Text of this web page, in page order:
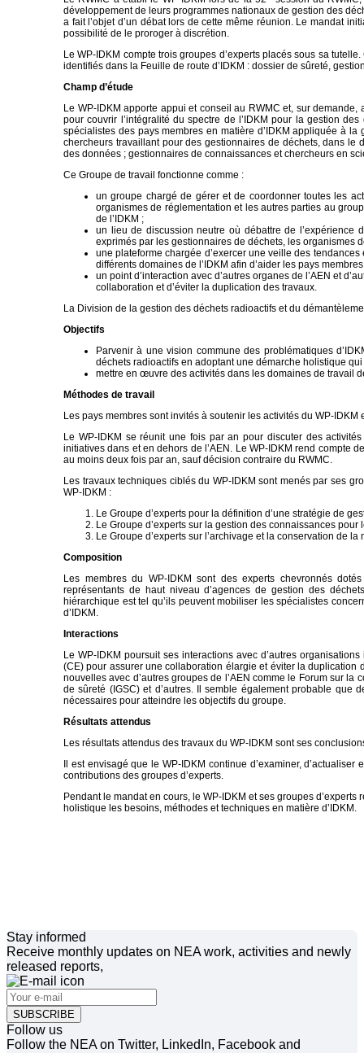
développement de leurs programmes nationaux de gestion des
a fait l’objet d’un débat lors de cette même réunion. Le mandat
possibilité de le proroger à discrétion.
Le WP-IDKM compte trois groupes d’experts placés sous sa
identifiés dans la Feuille de route d’IDKM : dossier de sûreté,
Champ d’étude
Le WP-IDKM apporte appui et conseil au RWMC et, sur
pour couvrir l’intégralité du spectre de l’IDKM pour la gestion
spécialistes des pays membres en matière d’IDKM appliquée à
chercheurs travaillant pour des gestionnaires de déchets, dans le
des données ; gestionnaires de connaissances et chercheurs en
Ce Groupe de travail fonctionne comme :
un groupe chargé de gérer et de coordonner toutes les
organismes de réglementation et les autres parties au
de l’IDKM ;
un lieu de discussion neutre où débattre de l’expérience
exprimés par les gestionnaires de déchets, les organismes
une plateforme chargée d’exercer une veille des
différents domaines de l’IDKM afin d’aider les pays
un point d’interaction avec d’autres organes de l’AEN et
collaboration et d’éviter la duplication des travaux.
La Division de la gestion des déchets radioactifs et du
Objectifs
Parvenir à une vision commune des problématiques
déchets radioactifs en adoptant une démarche holistique
mettre en œuvre des activités dans les domaines de travail
Méthodes de travail
Les pays membres sont invités à soutenir les activités du WP-
Le WP-IDKM se réunit une fois par an pour discuter des
initiatives dans et en dehors de l’AEN. Le WP-IDKM rend compte
au moins deux fois par an, sauf décision contraire du RWMC.
Les travaux techniques ciblés du WP-IDKM sont menés par ses
WP-IDKM :
Le Groupe d’experts pour la définition d’une stratégie de
Le Groupe d’experts sur la gestion des connaissances
Le Groupe d’experts sur l’archivage et la conservation de la
Composition
Les membres du WP-IDKM sont des experts chevronnés
représentants de haut niveau d’agences de gestion des
hiérarchique est tel qu’ils peuvent mobiliser les spécialistes
d’IDKM.
Interactions
Le WP-IDKM poursuit ses interactions avec d’autres
(CE) pour assurer une collaboration élargie et éviter la duplication
nouvelles avec d’autres groupes de l’AEN comme le Forum sur
de sûreté (IGSC) et d’autres. Il semble également probable que
nécessaires pour atteindre les objectifs du groupe.
Résultats attendus
Les résultats attendus des travaux du WP-IDKM sont ses
Il est envisagé que le WP-IDKM continue d’examiner,
contributions des groupes d’experts.
Pendant le mandat en cours, le WP-IDKM et ses groupes
holistique les besoins, méthodes et techniques en matière d’IDKM.
Stay informed
Receive monthly updates on NEA work, activities and newly
released reports,
SUBSCRIBE
Follow us
Follow the NEA on Twitter, LinkedIn, Facebook and